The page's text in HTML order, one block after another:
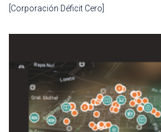
[Corporación Déficit Cero]